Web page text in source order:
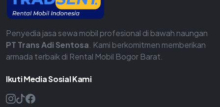
Penyedia jasa sewa mobil profesional di bawah naungan
PT Trans Adi Sentosa . Kami berkomitmen memberikan
armada terbaik di Rental Mobil Bogor Barat.
Ikuti Media Sosial Kami